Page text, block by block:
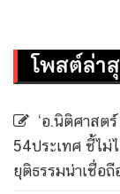
โพสต์ล่า
‘อ.นิติศาสต
54ประเทศ ชี้ไม่
ยุติธรรมน่าเชื่อถื